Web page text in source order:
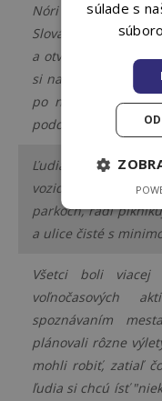
Nóri trávia viac
Slováci, sú menej
a otvorení. Radi
si na to, aby sa
po nórsky, mal
podobne.
Ľudia boli milí a
vozidlá dávali
parkoch, radi
a ulice čisté s
Všetci boli viacej
voľnočasových
spoznávaním
plánovali rôzne
mohli robiť, zatiaľ
ľudia si chcú ísť
súlade s